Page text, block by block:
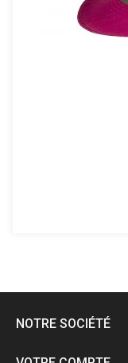
NOTRE SOCIÉTÉ